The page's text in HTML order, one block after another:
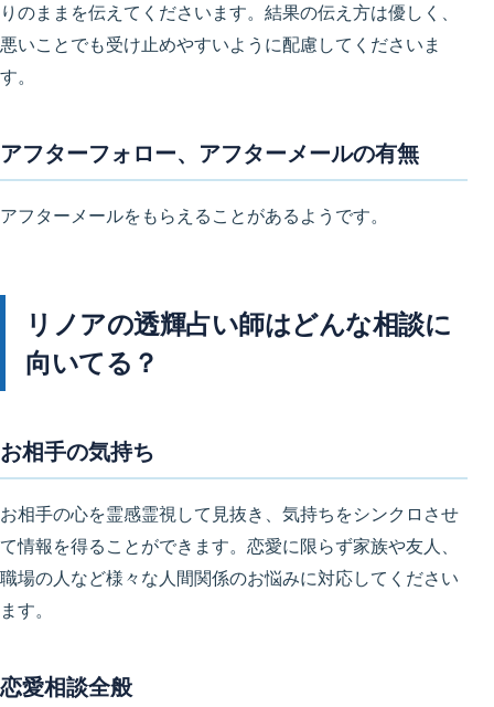
りのままを伝えてくださいます。結果の伝え方は優しく、
悪いことでも受け止めやすいように配慮してくださいま
す。
アフターフォロー、アフターメールの有無
アフターメールをもらえることがあるようです。
リノアの透輝占い師はどんな相談に
向いてる？
お相手の気持ち
お相手の心を霊感霊視して見抜き、気持ちをシンクロさせ
て情報を得ることができます。恋愛に限らず家族や友人、
職場の人など様々な人間関係のお悩みに対応してください
ます。
恋愛相談全般